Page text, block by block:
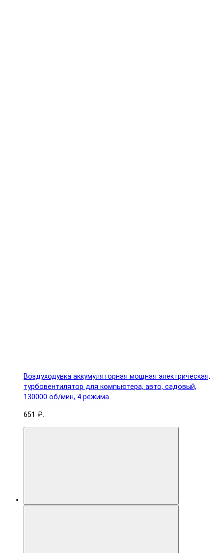
Воздуходувка аккумуляторная мощная электрическая,
турбовентилятор для компьютера, авто, садовый,
130000 об/мин, 4 режима
651 ₽.